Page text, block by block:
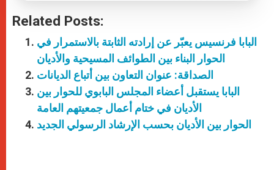
Related Posts:
البابا فرنسيس يعبّر عن إرادته الثابتة بالاستمرار في
الحوار البناء بين الطوائف المسيحية والأديان
الصداقة: عنوان التعاون بين أتباع الديانات
البابا يستقبل أعضاء المجلس البابوي للحوار بين
الأديان في ختام أعمال جمعيتهم العامة
الحوار بين الأديان بحسب الإرشاد الرسولي الجديد